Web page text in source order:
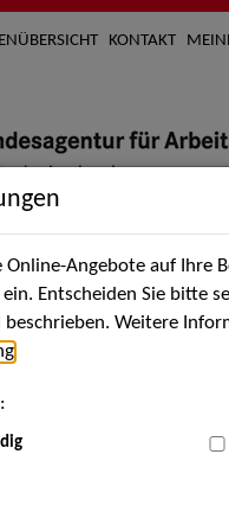
KONTAKT
Künstler*innen
Angebote auf Ihre
Entscheiden Sie bitte
Weitere